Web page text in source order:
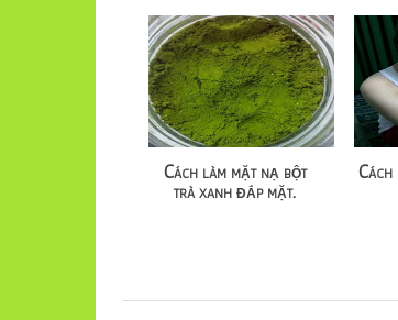
Cách làm mặt nạ bột
trà xanh đắp mặt.